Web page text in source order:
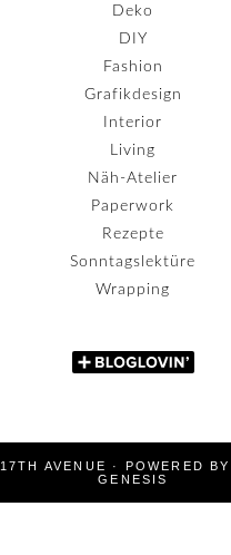
Deko
DIY
Fashion
Grafikdesign
Interior
Living
Näh-Atelier
Paperwork
Rezepte
Sonntagslektüre
Wrapping
17TH AVENUE · POWERED BY
GENESIS